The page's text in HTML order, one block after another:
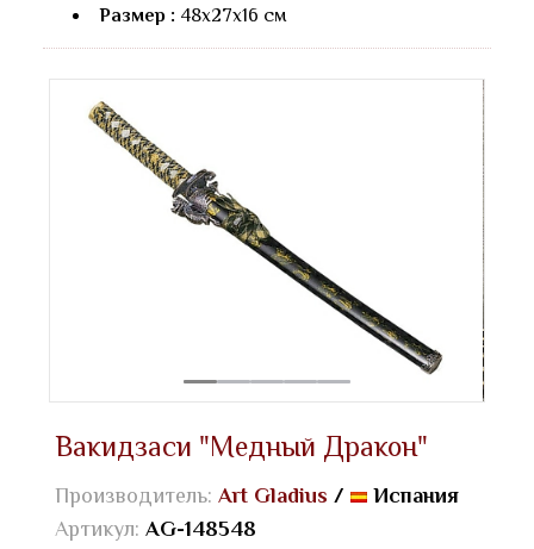
Размер : 48х27х16 см
Вакидзаси "Медный Дракон"
Производитель: Art Gladius /
Испания
Артикул: AG-148548